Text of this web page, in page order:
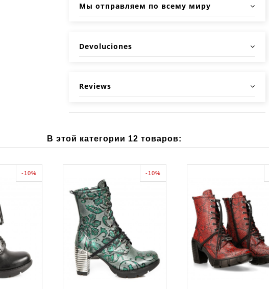
Мы отправляем по всему миру
Devoluciones
Reviews
В этой категории 12 товаров:
-10% -10%